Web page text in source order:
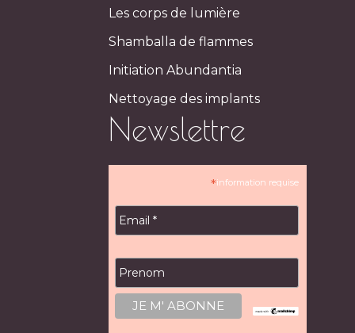
Les corps de lumière
Shamballa de flammes
Initiation Abundantia
Nettoyage des implants
Newslettre
*information requise